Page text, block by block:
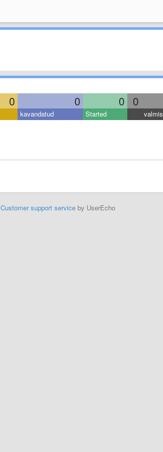
0 0 0 0
kavandatud Started valmis
Customer support serviceby UserEcho